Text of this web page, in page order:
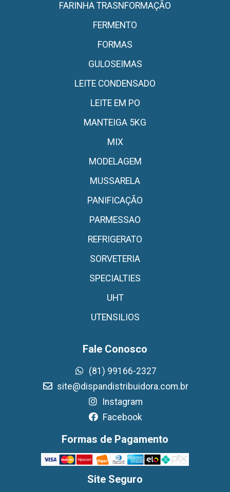
FARINHA TRASNFORMAÇÃO
FERMENTO
FORMAS
GULOSEIMAS
LEITE CONDENSADO
LEITE EM PO
MANTEIGA 5KG
MIX
MODELAGEM
MUSSARELA
PANIFICAÇÃO
PARMESSAO
REFRIGERATO
SORVETERIA
SPECIALTIES
UHT
UTENSILIOS
Fale Conosco
(81) 99166-2327
site@dispandistribuidora.com.br
Instagram
Facebook
Formas de Pagamento
Site Seguro